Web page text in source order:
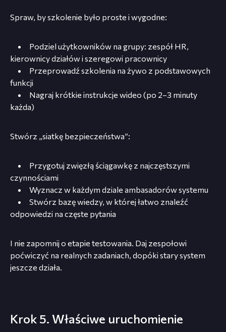
Spraw, by szkolenie było proste i wygodne:
Podziel użytkowników na grupy: zespół HR,
kierownicy działów i szeregowi pracownicy
Przeprowadź szkolenia na żywo z podstawowych
funkcji
Nagraj krótkie instrukcje wideo (po 2–3 minuty
każda)
Stwórz „siatkę bezpieczeństwa”:
Przygotuj zwięzłą ściągawkę z najczęstszymi
czynnościami
Wyznacz w każdym dziale ambasadorów systemu
Stwórz bazę wiedzy, w której łatwo znaleźć
odpowiedzi na częste pytania
I nie zapomnij o etapie testowania. Daj zespołowi
poćwiczyć na realnych zadaniach, dopóki stary system
jeszcze działa.
Krok 5. Właściwe uruchomienie